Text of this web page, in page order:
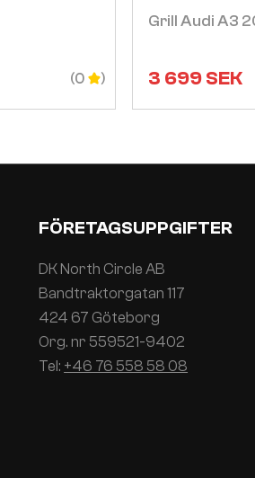
(0
Grill Audi A3
3 699SEK
FÖRETAGSUPPGIFTER
DK North Circle AB
Bandtraktorgatan 117
424 67 Göteborg
Org. nr 559521-9402
Tel: +46 76 558 58 08